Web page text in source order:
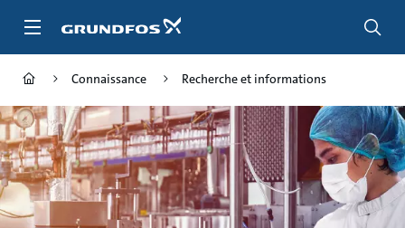
Connaissance Recherche et informations